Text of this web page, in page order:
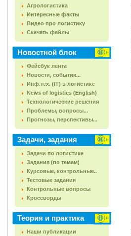
Агрологистика
Интересные факты
Видео про логистику
Скачать файлы
Новостной блок
Фейсбук лента
Новости, события...
Инф.тех. (IT) в логистике
News of logistics (English)
Технологические решения
Проблемы, вопросы...
Прогнозы, перспективы...
Задачи, задания
Задачи по логистике
Задания (по темам)
Курсовые, контрольные..
Тестовые задания
Контрольные вопросы
Кроссворды
Теория и практика
Наши публикации